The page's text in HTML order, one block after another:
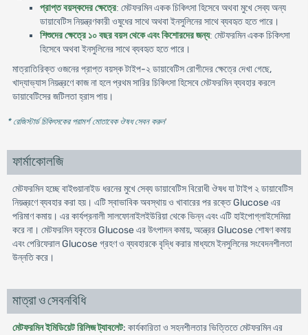
প্রাপ্ত বয়স্কদের ক্ষেত্রে: মেটফরমিনএকক চিকিৎসা হিসেবে অথবা মুখে সেব্য অন্য
ডায়াবেটিস নিয়ন্ত্রণকারী ওষুধের সাথে অথবা ইনসুলিনের সাথে ব্যবহৃত হতে পারে।
শিশুদের ক্ষেত্রে ১০ বছর বয়স থেকে এবং কিশোরদের জন্য: মেটফরমিনএকক চিকিৎসা
হিসেবে অথবা ইনসুলিনের সাথে ব্যবহৃত হতে পারে।
মাত্রাতিরিক্তওজনের প্রাপ্ত বয়স্ক টাইপ-২ ডায়াবেটিস রোগীদের ক্ষেত্রে দেখা গেছে,
খাদ্যাভ্যাস নিয়ন্ত্রণে কাজ না হলে প্রথম সারির চিকিৎসা হিসেবে মেটফরমিন ব্যবহার করলে
ডায়াবেটিসের জটিলতা হ্রাস পায়।
* রেজিস্টার্ড চিকিৎসকের পরামর্শ মোতাবেক ঔষধ সেবন করুন'
ফার্মাকোলজি
মেটফরমিন হচ্ছে বাইগুয়ানাইড ধরনের মুখে সেব্য ডায়াবেটিস বিরোধী ঔষধ যা টাইপ ২ ডায়াবেটিস
নিয়ন্ত্রণে ব্যবহার করা হয়। এটি স্বাভাবিক অবস্থায় ও খাবারের পর রক্তে Glucose এর
পরিমাণ কমায়। এর কার্যপ্রনালী সালফোনাইলইউরিয়া থেকে ভিন্ন এবং এটি হাইপোগ্লাইসেমিয়া
করে না। মেটফরমিন যকৃতের Glucose এর উৎপাদন কমায়, অন্ত্রের Glucose শোষণ কমায়
এবং পেরিফেরাল Glucose গ্রহণ ও ব্যবহারকে বৃদ্ধি করার মাধ্যমে ইনসুলিনের সংবেদনশীলতা
উন্নতি করে।
মাত্রা ও সেবনবিধি
মেটফরমিন ইমিডিয়েট রিলিজ ট্যাবলেট: কার্যকারিতা ও সহনশীলতার ভিত্তিতে মেটফরমিন এর